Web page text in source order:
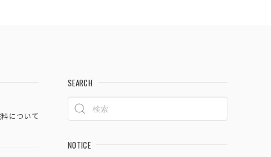
について
SEARCH
NOTICE